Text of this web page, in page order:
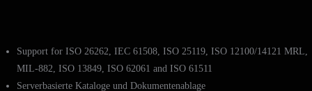
Support for ISO 26262, IEC 61508, ISO 25119, ISO 12100/14121 MRL,
MIL-882, ISO 13849, ISO 62061 and ISO 61511
Serverbasierte Kataloge und Dokumentenablage